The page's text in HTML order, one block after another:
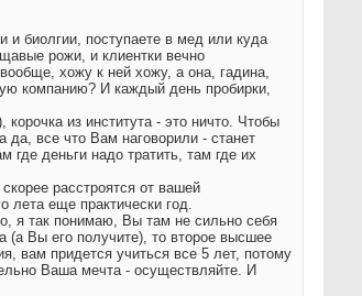
и биолгии, поступаете в мед или куда
рожи, и клиентки вечно
хожу к ней хожу, а она, гадина,
компанию? И каждый день пробирки,
из института - это ничто. Чтобы
да, все что Вам наговорили - станет
деньги надо тратить, там где их
расстроятся от вашей
еще практически год.
я так понимаю, Вы там не сильно себя
(а Вы его получите), то второе высшее
вам придется учиться все 5 лет, потому
Ваша мечта - осуществляйте. И